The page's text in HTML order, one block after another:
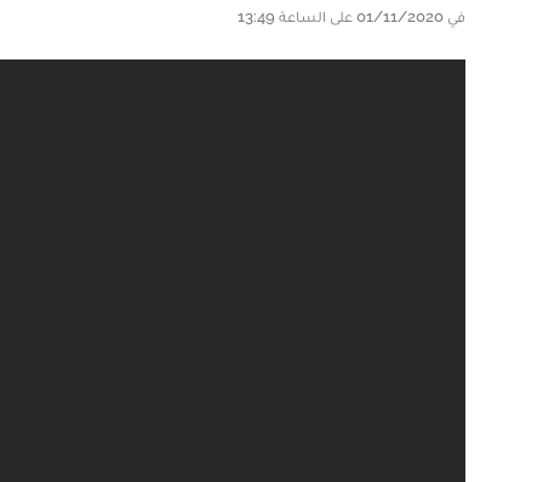
في 01/11/2020 على الساعة 13:49